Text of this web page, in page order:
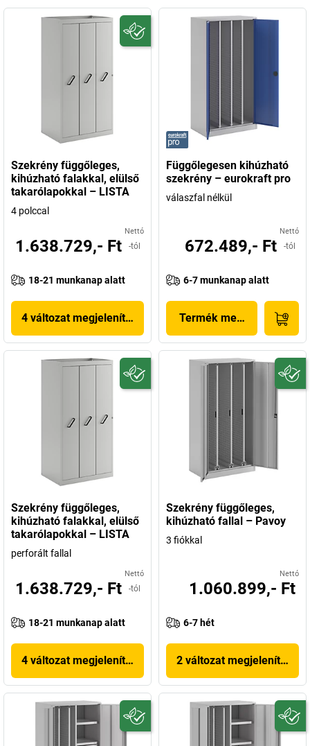
Szekrény függőleges,
kihúzható falakkal, elülső
takarólapokkal – LISTA
4 polccal
Nettó
1.638.729,- Ft -tól
18-21 munkanap alatt
4 változat megjelenítése
Függőlegesen kihúzható
szekrény – eurokraft pro
válaszfal nélkül
Nettó
672.489,- Ft -tól
6-7 munkanap alatt
Termék megjelenítése
Szekrény függőleges,
kihúzható falakkal, elülső
takarólapokkal – LISTA
perforált fallal
Nettó
1.638.729,- Ft -tól
18-21 munkanap alatt
4 változat megjelenítése
Szekrény függőleges,
kihúzható fallal – Pavoy
3 fiókkal
Nettó
1.060.899,- Ft
6-7 hét
2 változat megjelenítése